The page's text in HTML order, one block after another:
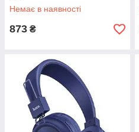
Немає в наявності
873 ₴